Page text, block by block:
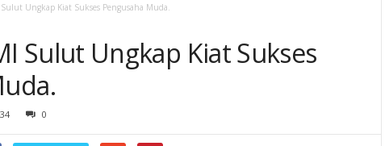
Ungkap Kiat Sukses Pengusaha Muda.
Sulut Ungkap Kiat Sukses
0